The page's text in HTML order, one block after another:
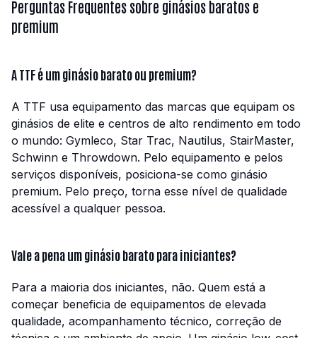
Perguntas Frequentes sobre ginásios baratos e
premium
A TTF é um ginásio barato ou premium?
A TTF usa equipamento das marcas que equipam os
ginásios de elite e centros de alto rendimento em todo
o mundo: Gymleco, Star Trac, Nautilus, StairMaster,
Schwinn e Throwdown. Pelo equipamento e pelos
serviços disponíveis, posiciona-se como ginásio
premium. Pelo preço, torna esse nível de qualidade
acessível a qualquer pessoa.
Vale a pena um ginásio barato para iniciantes?
Para a maioria dos iniciantes, não. Quem está a
começar beneficia de equipamentos de elevada
qualidade, acompanhamento técnico, correção de